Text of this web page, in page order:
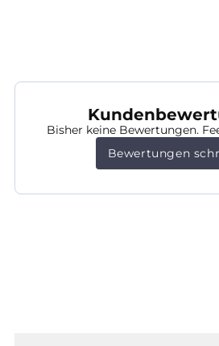
Bisher keine Bewertungen.
Bewertungen